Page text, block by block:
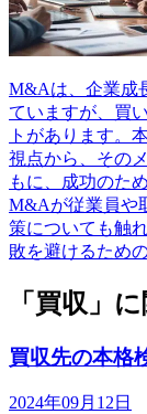
M&Aは、企業成
ていますが、買
トがあります。
視点から、その
もに、成功のた
M&Aが従業員や
策についても触
敗を避けるため
「買収」
買収先の本格
2024年09月12日